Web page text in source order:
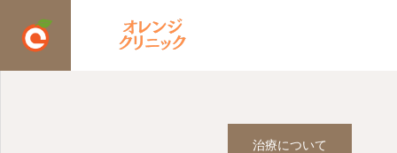
治療について